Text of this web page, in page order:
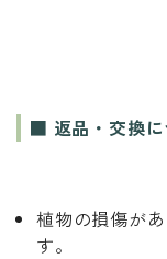
■ 返品・交換に
植物の損傷が
す。